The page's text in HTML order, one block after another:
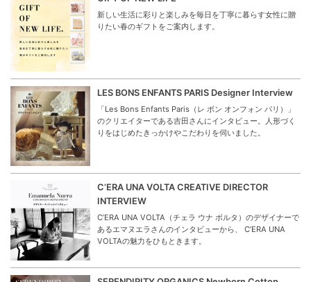
新しい生活に彩りと楽しみを毎日を丁寧に暮らす女性に贈
りたい春のギフトをご案内します。
LES BONS ENFANTS PARIS Designer Interview
「Les Bons Enfants Paris（レ ボン オンフォン パリ）」
のクリエイターである吉田さんにインタビュー。人形づく
りをはじめたきっかけやこだわりを伺いました。
C’ERA UNA VOLTA CREATIVE DIRECTOR
INTERVIEW
C’ERA UNA VOLTA（チェラ ウナ ボルタ）のデザイナーで
あるエマヌエラさんのインタビューから、 C’ERA UNA
VOLTAの魅力をひもときます。